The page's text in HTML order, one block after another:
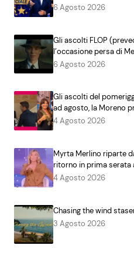
6 Agosto 2026
Gli ascolti FLOP
l’occasione persa di
6 Agosto 2026
Gli ascolti del
ad agosto, la Moreno
4 Agosto 2026
Myrta Merlino riparte
ritorno in prima serata
4 Agosto 2026
Chasing the wind
3 Agosto 2026